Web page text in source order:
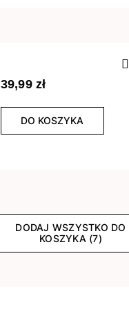
39,99 zł
DO KOSZYKA
DODAJ WSZYSTKO DO
KOSZYKA (7)